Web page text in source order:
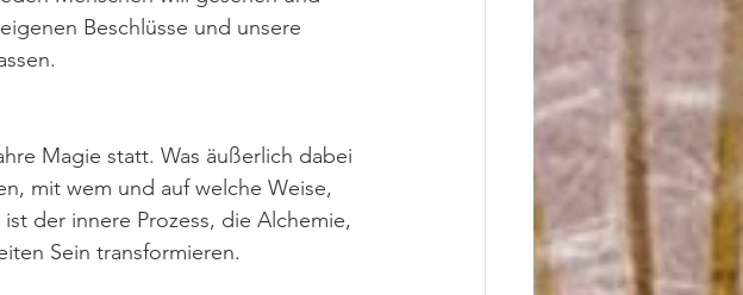
Beschlüsse und unsere
Magie statt. Was äußerlich dabei
mit wem und auf welche Weise,
der innere Prozess, die Alchemie,
Sein transformieren.